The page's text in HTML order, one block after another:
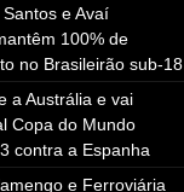
e Avaí
100% de
no Brasileirão sub-18
a Austrália e vai
Copa do Mundo
contra a Espanha
e Ferroviária